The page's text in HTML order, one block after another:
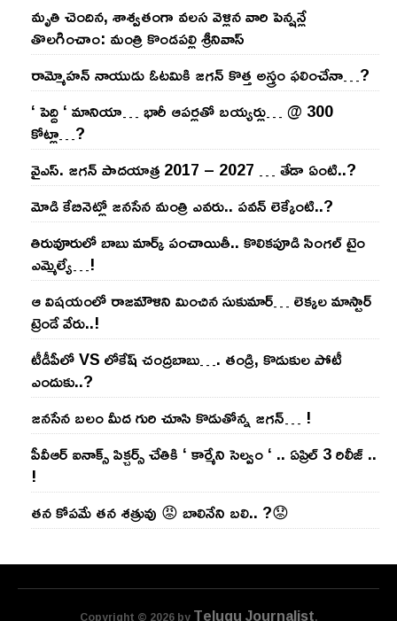
మృతి చెందిన, శాశ్వతంగా వలస వెళ్లిన వారి పెన్ష‌న్లే
తొల‌గించాం: మంత్రి కొండపల్లి శ్రీనివాస్
రామ్మోహ‌న్ నాయుడు ఓట‌మికి జ‌గ‌న్ కొత్త అస్త్రం ఫ‌లించేనా…?
‘ పెద్ది ‘ మానియా… భారీ ఆప‌ర్ల‌తో బ‌య్య‌ర్లు… @ 300
కోట్లా…?
వైఎస్‌. జ‌గ‌న్ పాద‌యాత్ర 2017 – 2027 … తేడా ఏంటి..?
మోడి కేబినెట్లో జ‌నసేన మంత్రి ఎవ‌రు.. ప‌వ‌న్ లెక్కేంటి..?
తిరువూరులో బాబు మార్క్ పంచాయితీ.. కొలిక‌పూడి సింగ‌ల్ టైం
ఎమ్మెల్యే…!
ఆ విష‌యంలో రాజ‌మౌళిని మించిన సుకుమార్‌… లెక్క‌ల మాస్టార్
ట్రెండే వేరు..!
టీడీపీలో VS లోకేష్ చంద్ర‌బాబు…. తండ్రి, కొడుకుల పోటీ
ఎందుకు..?
జ‌న‌సేన బ‌లం మీద గురి చూసి కొడుతోన్న జ‌గ‌న్‌… !
పీవీఆర్ ఐనాక్స్ పిక్చర్స్ చేతికి ‘ కార్మేని సెల్వం ‘ .. ఏప్రిల్ 3 రిలీజ్ ..
!
తన కోపమే తన శత్రువు 😡 బాలినేని బలి.. ?😟